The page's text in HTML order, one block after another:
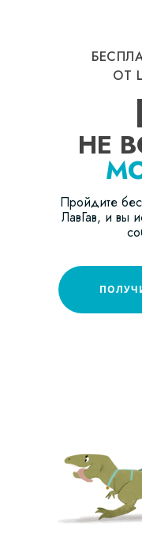
НЕ
ОТ
Пройдите
ЛавГав, и вы